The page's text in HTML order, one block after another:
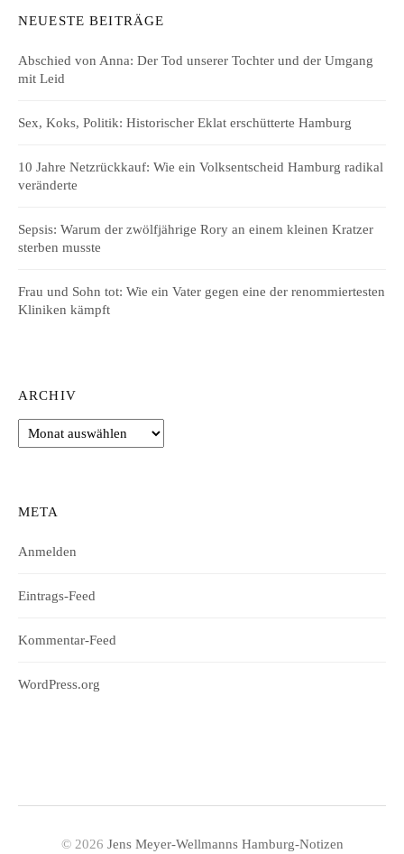
NEUESTE BEITRÄGE
Abschied von Anna: Der Tod unserer Tochter und der Umgang
mit Leid
Sex, Koks, Politik: Historischer Eklat erschütterte Hamburg
10 Jahre Netzrückkauf: Wie ein Volksentscheid Hamburg radikal
veränderte
Sepsis: Warum der zwölfjährige Rory an einem kleinen Kratzer
sterben musste
Frau und Sohn tot: Wie ein Vater gegen eine der renommiertesten
Kliniken kämpft
ARCHIV
Archiv
META
Anmelden
Eintrags-Feed
Kommentar-Feed
WordPress.org
© 2026 Jens Meyer-Wellmanns Hamburg-Notizen